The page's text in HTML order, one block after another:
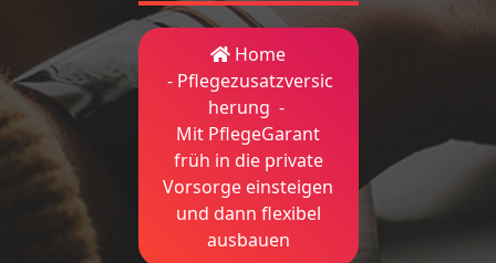
Home
- Pflegezusatzversic
herung -
Mit PflegeGarant
früh in die private
Vorsorge einsteigen
und dann flexibel
ausbauen